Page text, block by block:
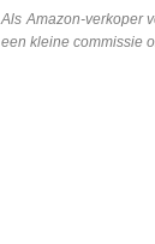
Als Amazon-verkoper
een kleine commissie